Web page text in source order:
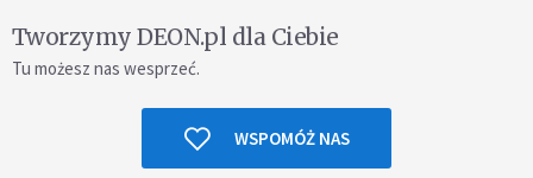
Tworzymy DEON.pl dla Ciebie
Tu możesz nas wesprzeć.
WSPOMÓŻ NAS